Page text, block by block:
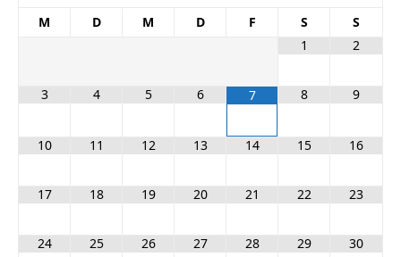
M D M D F S
S
1
2
3 4 5 6 7 8 9
10 11 12 13 14 15 16
17 18 19 20 21 22 23
24 25 26 27 28 29 30